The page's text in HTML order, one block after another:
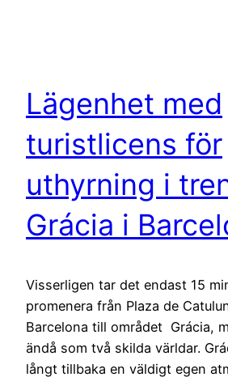
Lägenhet med
turistlicens för
uthyrning i
Grácia i
Visserligen tar det endast 15
promenera från Plaza de
Barcelona till området Grácia,
ändå som två skilda världar.
långt tillbaka en väldigt egen